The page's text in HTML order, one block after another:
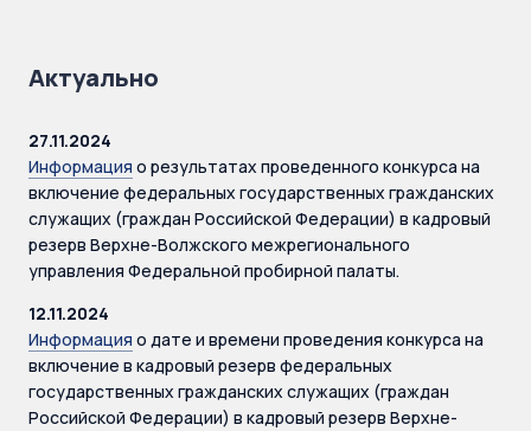
Актуально
27.11.2024
Информация о результатах проведенного конкурса на
включение федеральных государственных гражданских
служащих (граждан Российской Федерации) в кадровый
резерв Верхне-Волжского межрегионального
управления Федеральной пробирной палаты.
12.11.2024
Информация о дате и времени проведения конкурса на
включение в кадровый резерв федеральных
государственных гражданских служащих (граждан
Российской Федерации) в кадровый резерв Верхне-